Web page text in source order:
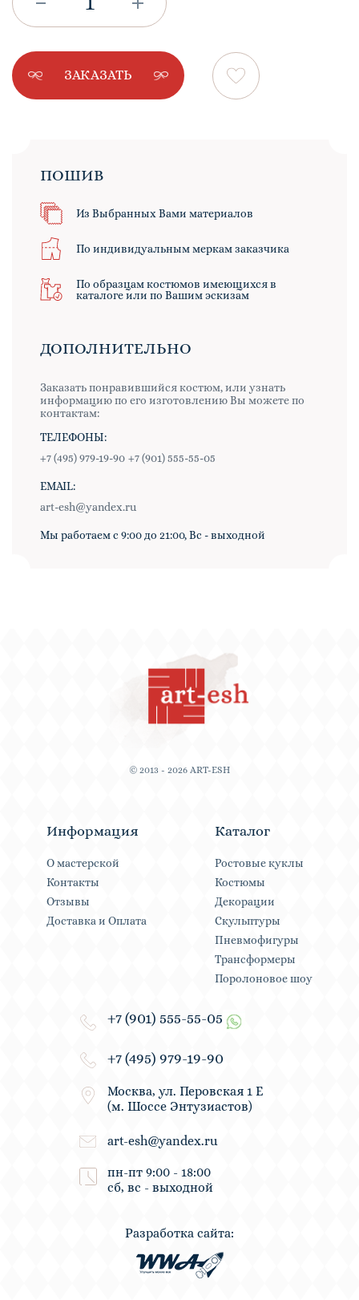
ЗАКАЗАТЬ
ПОШИВ
Из Выбранных Вами материалов
По индивидуальным меркам заказчика
По образцам костюмов имеющихся в
каталоге или по Вашим эскизам
ДОПОЛНИТЕЛЬНО
Заказать понравившийся костюм, или узнать
информацию по его изготовлению Вы можете по
контактам:
ТЕЛЕФОНЫ:
+7 (495) 979-19-90 +7 (901) 555-55-05
EMAIL:
art-esh@yandex.ru
Мы работаем с 9:00 до 21:00, Вс - выходной
© 2013 - 2026 ART-ESH
Информация
О мастерской
Контакты
Отзывы
Доставка и Оплата
Каталог
Ростовые куклы
Костюмы
Декорации
Скульптуры
Пневмофигуры
Трансформеры
Поролоновое шоу
+7 (901) 555-55-05
+7 (495) 979-19-90
Москва, ул. Перовская 1 Е
(м. Шоссе Энтузиастов)
art-esh@yandex.ru
пн-пт 9:00 - 18:00
сб, вс - выходной
Разработка сайта: